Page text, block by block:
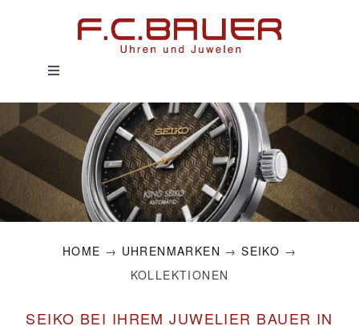
Toggle
HOME
UHREN
SCHMUCK
SERVICE
HOME → UHRENMARKEN →SEIKO →
KOLLEKTIONEN
SEIKO BEI IHREM JUWELIER BAUER IN